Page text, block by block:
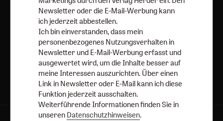
Jetzt anmelden
Newsletter oder die E-Mail-Werbung kann
ich jederzeit abbestellen.
Ich bin einverstanden, dass mein
personenbezogenes Nutzungsverhalten in
Newsletter und E-Mail-Werbung erfasst und
ausgewertet wird, um die Inhalte besser auf
meine Interessen auszurichten. Über einen
Link in Newsletter oder E-Mail kann ich diese
Funktion jederzeit ausschalten.
Weiterführende Informationen finden Sie in
unseren Datenschutzhinweisen.